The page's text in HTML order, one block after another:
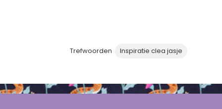
Trefwoorden Inspiratie clea jasje